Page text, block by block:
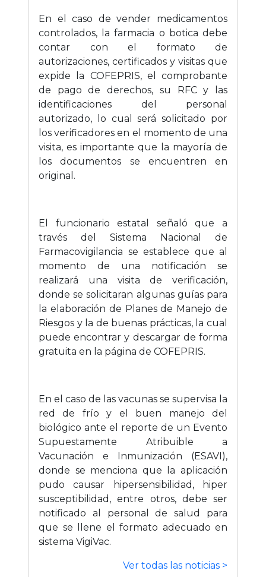
En el caso de vender medicamentos
controlados, la farmacia o botica debe
contar con el formato de
autorizaciones, certificados y visitas que
expide la COFEPRIS, el comprobante
de pago de derechos, su RFC y las
identificaciones del personal
autorizado, lo cual será solicitado por
los verificadores en el momento de una
visita, es importante que la mayoría de
los documentos se encuentren en
original.
El funcionario estatal señaló que a
través del Sistema Nacional de
Farmacovigilancia se establece que al
momento de una notificación se
realizará una visita de verificación,
donde se solicitaran algunas guías para
la elaboración de Planes de Manejo de
Riesgos y la de buenas prácticas, la cual
puede encontrar y descargar de forma
gratuita en la página de COFEPRIS.
En el caso de las vacunas se supervisa la
red de frío y el buen manejo del
biológico ante el reporte de un Evento
Supuestamente Atribuible a
Vacunación e Inmunización (ESAVI),
donde se menciona que la aplicación
pudo causar hipersensibilidad, hiper
susceptibilidad, entre otros, debe ser
notificado al personal de salud para
que se llene el formato adecuado en
sistema VigiVac.
Ver todas las noticias >